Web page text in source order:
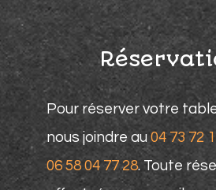
Pour réserver votre
nous joindre au 04 73 72
06 58 04 77 28. Toute